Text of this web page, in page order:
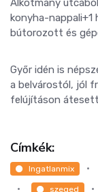
Alkotmány
konyha-
bútorozott és
Győr idén is
a belvárostól, jól
felújításon
Címkék:
Ingatlanmix
szeged